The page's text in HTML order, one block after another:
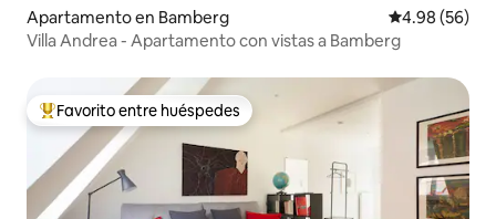
Apartamento en Bamberg Calificación
4.98 (56)
Villa Andrea - Apartamento con vistas a Bamberg
Favorito entre huéspedes preferido
Favorito entre huéspedes